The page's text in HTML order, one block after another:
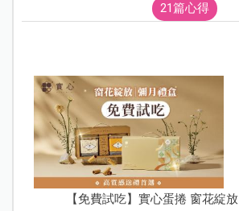
21篇心得
【免費試吃】實心蛋捲 窗花綻